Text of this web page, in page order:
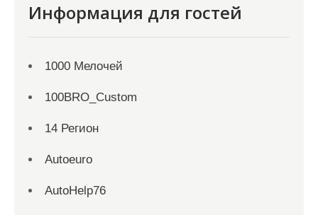
Информация для гостей
1000 Мелочей
100BRO_Custom
14 Регион
Autoeuro
AutoHelp76